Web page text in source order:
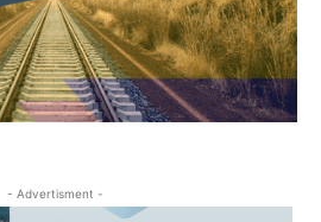
- Advertisment -